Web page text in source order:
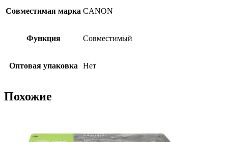
Совместимая марка CANON
Функция Совместимый
Оптовая упаковка Нет
Похожие